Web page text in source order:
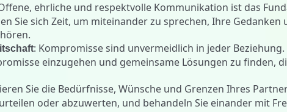
ehrliche und respektvolle Kommunikation ist das
Sie sich Zeit, um miteinander zu sprechen, Ihre
: Kompromisse sind unvermeidlich in jeder
einzugehen und gemeinsame Lösungen zu finden,
Sie die Bedürfnisse, Wünsche und Grenzen Ihres
oder abzuwerten, und behandeln Sie einander mit